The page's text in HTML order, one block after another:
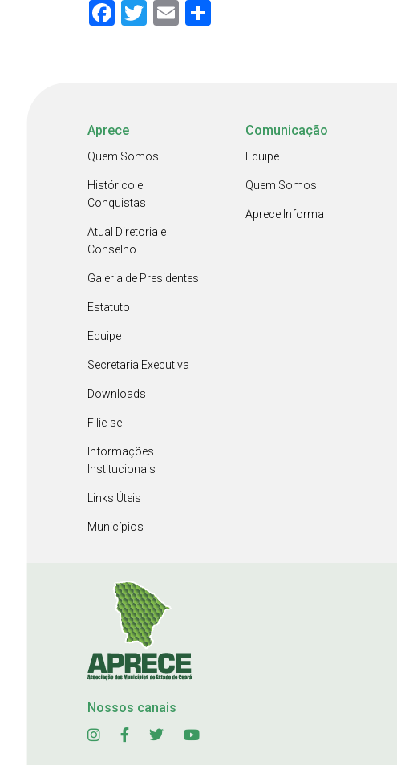
Facebook
Twitter
Email
Aprece
Quem Somos
Histórico e
Conquistas
Atual Diretoria e
Conselho
Galeria de Presidentes
Estatuto
Equipe
Secretaria Executiva
Downloads
Filie-se
Informações
Institucionais
Links Úteis
Municípios
Comunicação
Equipe
Quem Somos
Aprece Informa
Nossos canais